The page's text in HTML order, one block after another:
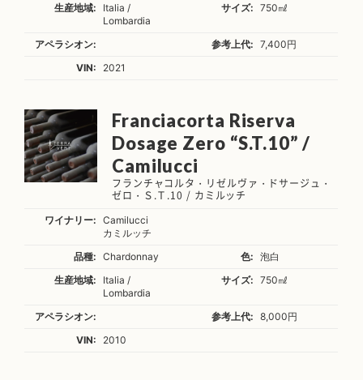
生産地域:
Italia /
Lombardia
サイズ: 750㎖
アペラシオン: 参考上代:
7,400円
VIN:
2021
Franciacorta Riserva
Dosage Zero “S.T.10” /
Camilucci
フランチャコルタ・リゼルヴァ・ドサージュ・
ゼロ・Ｓ.Ｔ.10 / カミルッチ
ワイナリー:
Camilucci
カミルッチ
品種:
Chardonnay 色:
泡白
生産地域:
Italia /
Lombardia
サイズ: 750㎖
アペラシオン: 参考上代:
8,000円
VIN:
2010